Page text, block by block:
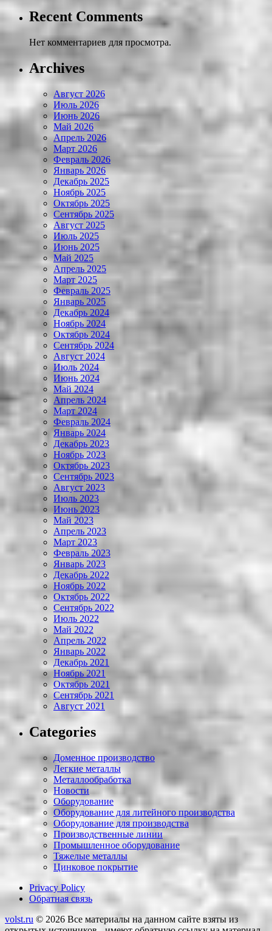
Recent Comments
Нет комментариев для просмотра.
Archives
Август 2026
Июль 2026
Июнь 2026
Май 2026
Апрель 2026
Март 2026
Февраль 2026
Январь 2026
Декабрь 2025
Ноябрь 2025
Октябрь 2025
Сентябрь 2025
Август 2025
Июль 2025
Июнь 2025
Май 2025
Апрель 2025
Март 2025
Февраль 2025
Январь 2025
Декабрь 2024
Ноябрь 2024
Октябрь 2024
Сентябрь 2024
Август 2024
Июль 2024
Июнь 2024
Май 2024
Апрель 2024
Март 2024
Февраль 2024
Январь 2024
Декабрь 2023
Ноябрь 2023
Октябрь 2023
Сентябрь 2023
Август 2023
Июль 2023
Июнь 2023
Май 2023
Апрель 2023
Март 2023
Февраль 2023
Январь 2023
Декабрь 2022
Ноябрь 2022
Октябрь 2022
Сентябрь 2022
Июль 2022
Май 2022
Апрель 2022
Январь 2022
Декабрь 2021
Ноябрь 2021
Октябрь 2021
Сентябрь 2021
Август 2021
Categories
Доменное производство
Легкие металлы
Металлообработка
Новости
Оборудование
Оборудование для литейного производства
Оборудование для производства
Производственные линии
Промышленное оборудование
Тяжелые металлы
Цинковое покрытие
Privacy Policy
Обратная связь
volst.ru © 2026 Все материалы на данном сайте взяты из